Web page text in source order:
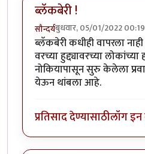
ब्लॅकबेरी !
सौन्दर्यबुधवार, 05/01/2022 00:19
ब्लॅकबेरी कधीही वापरला
वरच्या हुद्द्यावरच्या
नोकियापासून सुरु केलेला
येऊन थांबला आहे.
प्रतिसाद देण्यासाठीलॉग इन